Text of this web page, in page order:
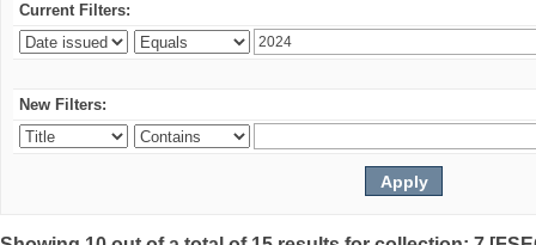
Current Filters:
New Filters: